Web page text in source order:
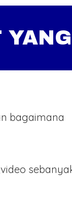
bagaimana